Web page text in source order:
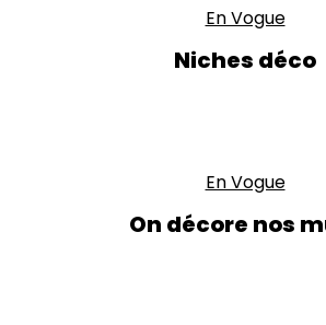
En Vogue
Niches déco
En Vogue
On décore nos